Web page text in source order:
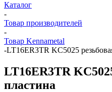
Каталог
-
Товар производителей
-
Товар Kennametal
-LT16ER3TR KC5025
LT16ER3TR
пластина